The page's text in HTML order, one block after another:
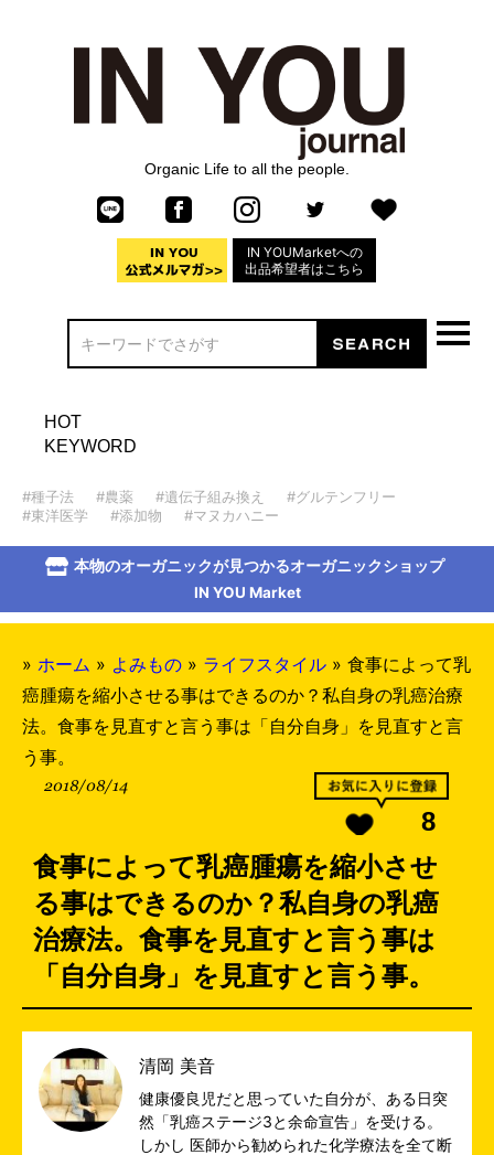
Organic Life to all the people.
IN YOUMarketへの
出品希望者はこちら
HOT
KEYWORD
#種子法 #農薬 #遺伝子組み換え
#グルテンフリー
#東洋医学
#添加物 #マヌカハニー
本物のオーガニックが見つかるオーガニックショップ
IN YOU Market
» ホーム » よみもの » ライフスタイル » 食事によって乳
癌腫瘍を縮小させる事はできるのか？私自身の乳癌治療
法。食事を見直すと言う事は「自分自身」を見直すと言
う事。
2018/08/14
8
食事によって乳癌腫瘍を縮小させ
る事はできるのか？私自身の乳癌
治療法。食事を見直すと言う事は
「自分自身」を見直すと言う事。
清岡 美音
健康優良児だと思っていた自分が、ある日突
然「乳癌ステージ3と余命宣告」を受ける。
しかし 医師から勧められた化学療法を全て断